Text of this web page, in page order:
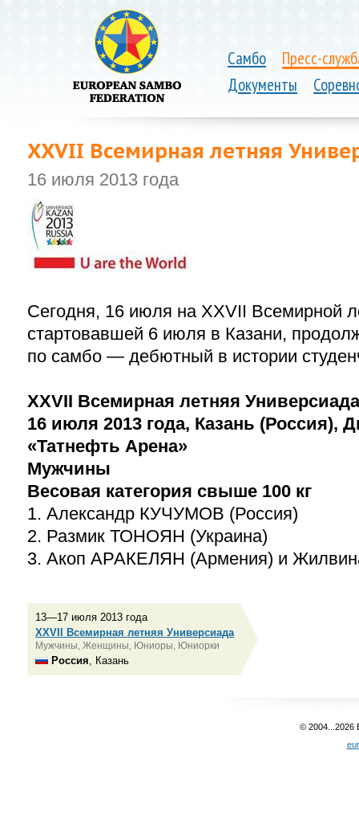
Самбо
Пресс-
Документы
XXVII Всемирная летняя
16 июля 2013 года
Сегодня, 16 июля на XXVII Всемирной
стартовавшей 6 июля в Казани,
по самбо — дебютный в истории
XXVII Всемирная летняя Универсиада
16 июля 2013 года, Казань (Россия),
«Татнефть Арена»
Мужчины
Весовая категория свыше 100 кг
1. Александр КУЧУМОВ (Россия)
2. Размик ТОНОЯН (Украина)
3. Акоп АРАКЕЛЯН (Армения) и
13—17 июля 2013 года
XXVII Всемирная летняя Универсиада
Мужчины, Женщины, Юниоры, Юниорки
Россия , Казань
© 2004...2026